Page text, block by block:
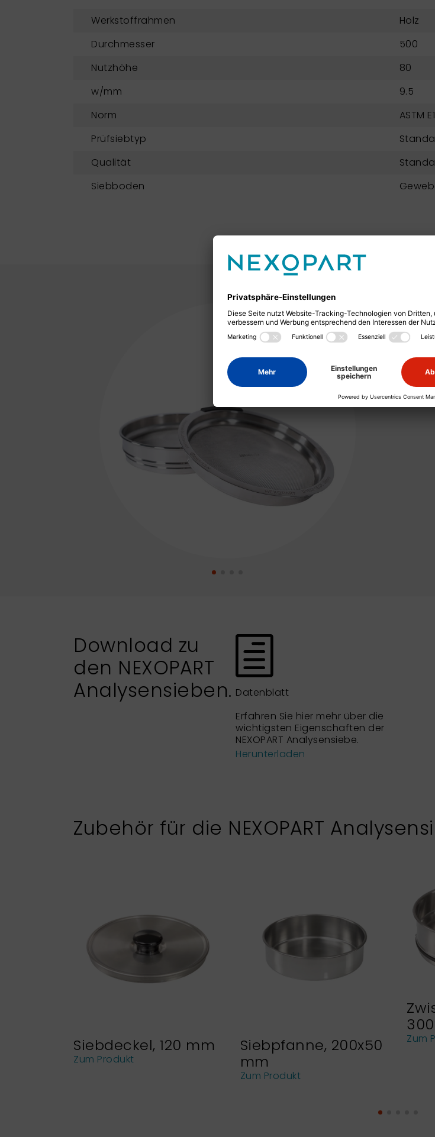
Werkstoffrahmen
Holz
Durchmesser
500
Nutzhöhe
80
w/mm
9.5
Norm
ASTM
Prüfsiebtyp
Qualität
Siebboden
Download zu
den NEXOPART
Analysensieben. Datenblatt
Erfahren Sie hier mehr über die
wichtigsten Eigenschaften der
NEXOPART Analysensiebe.
Herunterladen
Zubehör für die NEXOPART
Siebdeckel, 120 mm
Zum Produkt
Siebpfanne, 200x50
mm
Zum Produkt
Zum